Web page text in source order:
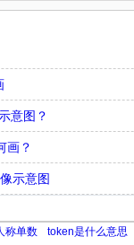
意图？
画？
示意图
称单数 token是什么意思